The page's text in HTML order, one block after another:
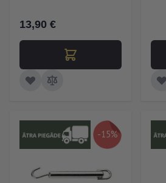
13,90 €
-15%